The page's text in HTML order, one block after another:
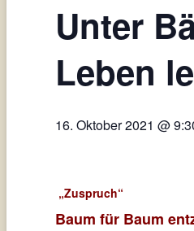
Unter
Leben
16. Oktober 2021 @
„Zuspruch“
Baum für Baum